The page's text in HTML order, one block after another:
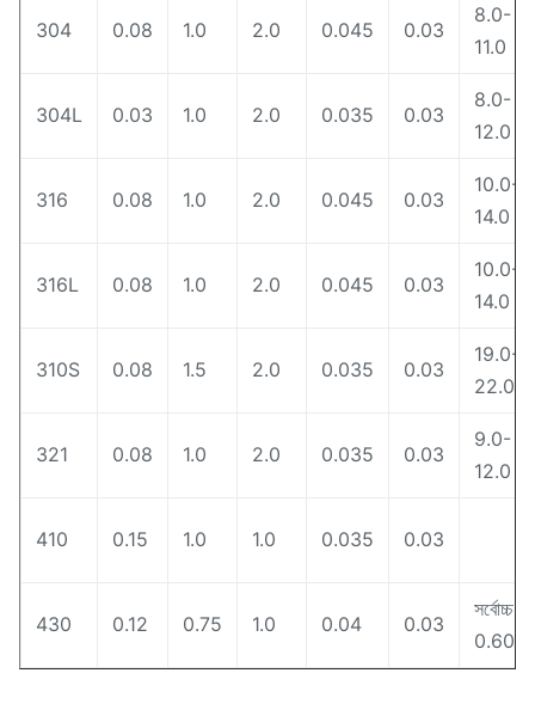
304 0.08 1.0 2.0 0.045 0.03
8.0-
11.0
304L 0.03 1.0 2.0 0.035 0.03
8.0-
12.0
316 0.08 1.0 2.0 0.045 0.03
10.0-
14.0
316L 0.08 1.0 2.0 0.045 0.03
10.0-
14.0
310S 0.08 1.5 2.0 0.035 0.03
19.0-
22.0
321 0.08 1.0 2.0 0.035 0.03
9.0-
12.0
410 0.15 1.0 1.0 0.035 0.03
430 0.12 0.75 1.0 0.04 0.03
সর্বোচ্চ
0.60